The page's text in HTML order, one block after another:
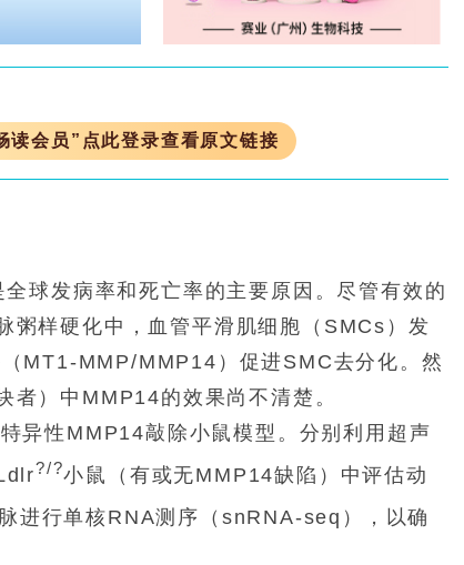
读会员”点此登录查看原文链接
球发病率和死亡率的主要原因。尽管有效的
粥样硬化中，血管平滑肌细胞（SMCs）发
MT1-MMP/MMP14）促进SMC去分化。然
者）中MMP14的效果尚不清楚。
异性MMP14敲除小鼠模型。分别利用超声
?/?小鼠（有或无MMP14缺陷）中评估动
进行单核RNA测序（snRNA-seq），以确